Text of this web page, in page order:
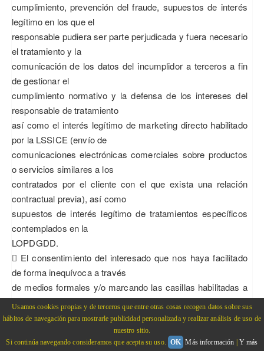
cumplimiento, prevención del fraude, supuestos de interés
legítimo en los que el
responsable pudiera ser parte perjudicada y fuera necesario
el tratamiento y la
comunicación de los datos del incumplidor a terceros a fin
de gestionar el
cumplimiento normativo y la defensa de los intereses del
responsable de tratamiento
así como el interés legítimo de marketing directo habilitado
por la LSSICE (envío de
comunicaciones electrónicas comerciales sobre productos
o servicios similares a los
contratados por el cliente con el que exista una relación
contractual previa), así como
supuestos de interés legítimo de tratamientos específicos
contemplados en la
LOPDGDD.
 El consentimiento del interesado que nos haya facilitado
de forma inequívoca a través
de medios formales y/o marcando las casillas habilitadas a
tal efecto en las cláusulas
de protección de datos habilitadas en el documento base
que haya regulado la relación
comercial en función del canal de contacto.
Usamos cookies propias y de terceros que entre otras cosas recogen datos sobre sus
hábitos de navegación para mostrarle publicidad personalizada y realizar análisis de uso de
nuestro sitio.
Si continúa navegando consideramos que acepta su uso. OK Más información Y más